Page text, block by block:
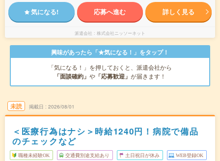
気になる! 応募へ進む 詳しく見る
派遣会社 株式会社ニッソーネット
興味があったら「★気になる！」をタップ！
「気になる！」を押しておくと、派遣会社から
「面談確約」 や 「応募歓迎」 が届きます！
未読 掲載日 2026/08/01
＜医療行為はナシ＞時給1240円！病院で備品
のチェックなど
職種未経験OK 交通費別途支給あり 土日祝日が休み WEB登録OK